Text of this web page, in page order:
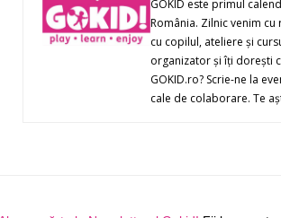
GOKID este primul
România. Zilnic venim
cu copilul, ateliere şi
organizator şi îţi doreşti
GOKID.ro? Scrie-ne la
cale de colaborare. Te